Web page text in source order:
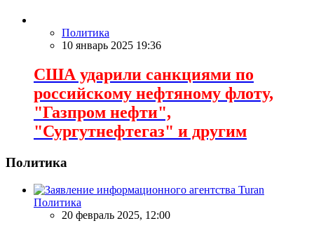
Политика
10 январь 2025 19:36
США ударили санкциями по
российскому нефтяному флоту,
"Газпром нефти",
"Сургутнефтегаз" и другим
Политика
Политика
20 февраль 2025, 12:00